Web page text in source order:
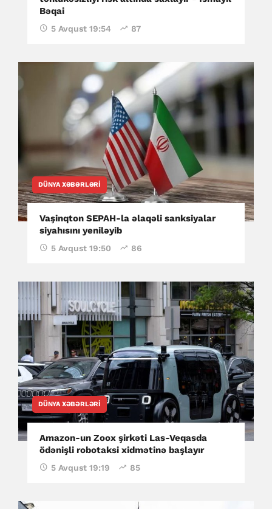
Bəqai
5 Avqust 19:54 87
DÜNYA XƏBƏRLƏRI
Vaşinqton SEPAH-la əlaqəli sanksiyalar
siyahısını yeniləyib
5 Avqust 19:50 86
DÜNYA XƏBƏRLƏRI
Amazon-un Zoox şirkəti Las-Veqasda
ödənişli robotaksi xidmətinə başlayır
5 Avqust 19:19 85